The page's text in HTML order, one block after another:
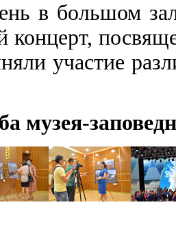
в большом
концерт,
участие
музея-